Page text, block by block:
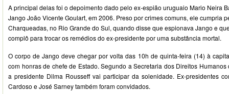
A principal delas foi o depoimento dado pelo ex-espião uruguaio Mario Neira
Jango João Vicente Goulart, em 2006. Preso por crimes comuns, ele cumpria
Charqueadas, no Rio Grande do Sul, quando disse que espionava Jango e
complô para trocar os remédios do ex-presidente por uma substância mortal.
O corpo de Jango deve chegar por volta das 10h de quinta-feira (14) à
com honras de chefe de Estado. Segundo a Secretaria dos Direitos
a presidente Dilma Rousseff vai participar da solenidade. Ex-presidentes
Cardoso e José Sarney também foram convidados.